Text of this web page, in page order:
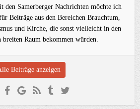
den Samerberger Nachrichten möchte ich
Beiträge aus den Bereichen Brauchtum,
und Kirche, die sonst vielleicht in den
Raum bekommen würden.
Beiträge anzeigen